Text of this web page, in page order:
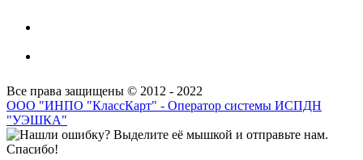
Все права защищены © 2012 - 2022
ООО "ИНПО "КлассКарт" - Оператор системы ИСПДН
"УЭШКА"